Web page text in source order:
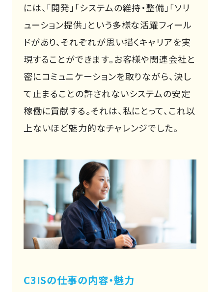
には、「開発」「システムの維持・整備」「ソリ
ューション提供」という多様な活躍フィール
ドがあり、それぞれが思い描くキャリアを実
現することができます。お客様や関連会社と
密にコミュニケーションを取りながら、決し
て止まることの許されないシステムの安定
稼働に貢献する。それは、私にとって、これ以
上ないほど魅力的なチャレンジでした。
C3ISの仕事の内容・魅力